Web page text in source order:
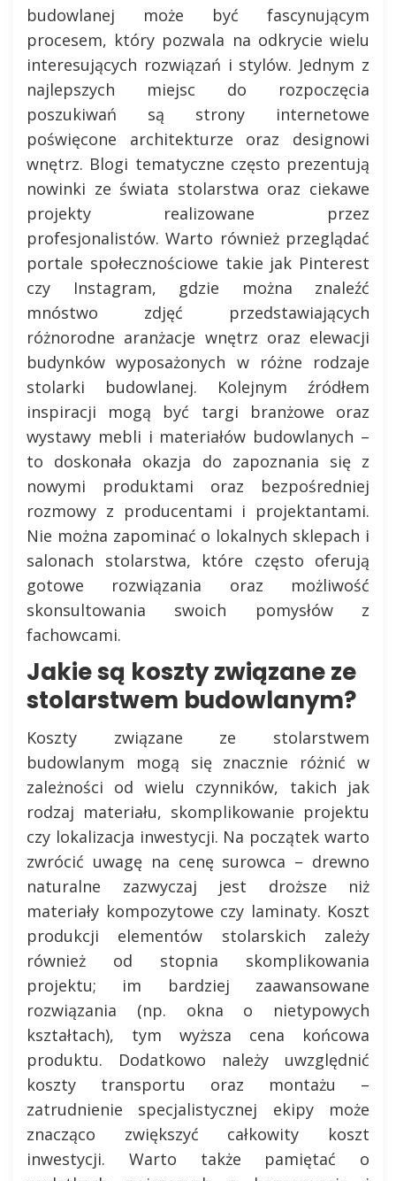
budowlanej może być fascynującym
procesem, który pozwala na odkrycie wielu
interesujących rozwiązań i stylów. Jednym z
najlepszych miejsc do rozpoczęcia
poszukiwań są strony internetowe
poświęcone architekturze oraz designowi
wnętrz. Blogi tematyczne często prezentują
nowinki ze świata stolarstwa oraz ciekawe
projekty realizowane przez
profesjonalistów. Warto również przeglądać
portale społecznościowe takie jak Pinterest
czy Instagram, gdzie można znaleźć
mnóstwo zdjęć przedstawiających
różnorodne aranżacje wnętrz oraz elewacji
budynków wyposażonych w różne rodzaje
stolarki budowlanej. Kolejnym źródłem
inspiracji mogą być targi branżowe oraz
wystawy mebli i materiałów budowlanych –
to doskonała okazja do zapoznania się z
nowymi produktami oraz bezpośredniej
rozmowy z producentami i projektantami.
Nie można zapominać o lokalnych sklepach i
salonach stolarstwa, które często oferują
gotowe rozwiązania oraz możliwość
skonsultowania swoich pomysłów z
fachowcami.
Jakie są koszty związane ze
stolarstwem budowlanym?
Koszty związane ze stolarstwem
budowlanym mogą się znacznie różnić w
zależności od wielu czynników, takich jak
rodzaj materiału, skomplikowanie projektu
czy lokalizacja inwestycji. Na początek warto
zwrócić uwagę na cenę surowca – drewno
naturalne zazwyczaj jest droższe niż
materiały kompozytowe czy laminaty. Koszt
produkcji elementów stolarskich zależy
również od stopnia skomplikowania
projektu; im bardziej zaawansowane
rozwiązania (np. okna o nietypowych
kształtach), tym wyższa cena końcowa
produktu. Dodatkowo należy uwzględnić
koszty transportu oraz montażu –
zatrudnienie specjalistycznej ekipy może
znacząco zwiększyć całkowity koszt
inwestycji. Warto także pamiętać o